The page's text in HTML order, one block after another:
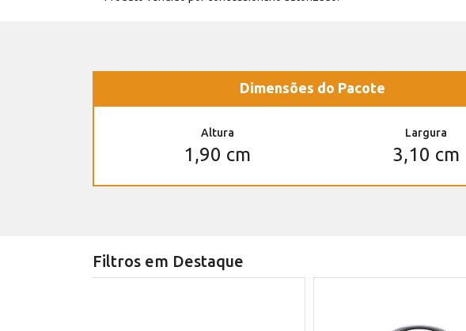
Dimensões do Pacote
Altura
1,90 cm
Largura
3,10 cm
Filtros em Destaque